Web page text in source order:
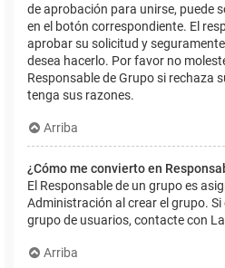
de aprobación para unirse, puede
en el botón correspondiente. El
aprobar su solicitud y
desea hacerlo. Por favor no
Responsable de Grupo si rechaza
tenga sus razones.
Arriba
¿Cómo me convierto en
El Responsable de un grupo es
Administración al crear el grupo.
grupo de usuarios, contacte con
Arriba